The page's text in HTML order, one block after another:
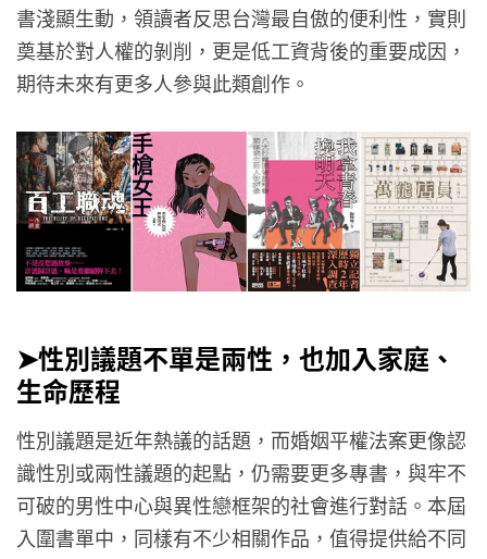
書淺顯生動，領讀者反思台灣最自傲的便利性，實則
奠基於對人權的剝削，更是低工資背後的重要成因，
期待未來有更多人參與此類創作。
➤性別議題不單是兩性，也加入家庭、
生命歷程
性別議題是近年熱議的話題，而婚姻平權法案更像認
識性別或兩性議題的起點，仍需要更多專書，與牢不
可破的男性中心與異性戀框架的社會進行對話。本屆
入圍書單中，同樣有不少相關作品，值得提供給不同